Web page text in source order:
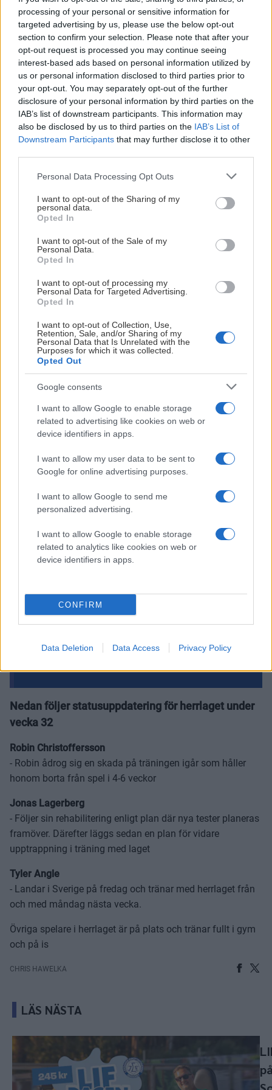
processing of your personal or sensitive information for
targeted advertising by us, please use the below opt-out
section to confirm your selection. Please note that after your
opt-out request is processed you may continue seeing
interest-based ads based on personal information utilized by
us or personal information disclosed to third parties prior to
your opt-out. You may separately opt-out of the further
disclosure of your personal information by third parties on the
IAB’s list of downstream participants. This information may
also be disclosed by us to third parties on the IAB’s List of
Downstream Participants that may further disclose it to other
Please note that this website/app uses one or more Google
not limited to your visit or usage behaviour. You may click to
grant or deny consent to Google and its third-party tags to
use your data for below specified purposes in below Google
consent section.
Personal Data Processing Opt Outs
I want to opt-out of the Sharing of my
personal data.
Opted In
I want to opt-out of the Sale of my
Personal Data.
Opted In
I want to opt-out of processing my
Personal Data for Targeted Advertising.
Opted In
I want to opt-out of Collection, Use,
Retention, Sale, and/or Sharing of my
Personal Data that Is Unrelated with the
Purposes for which it was collected.
Opted Out
Google consents
I want to allow Google to enable storage
related to advertising like cookies on web or
device identifiers in apps.
I want to allow my user data to be sent to
Google for online advertising purposes.
I want to allow Google to send me
personalized advertising.
I want to allow Google to enable storage
related to analytics like cookies on web or
device identifiers in apps.
CONFIRM
Data Deletion Data Access Privacy Policy
matcherna på plats så sänder Aftonbladet merparten av
herrlagets försäsong, dock inte Strömstad Hockey Classic
som i vanlig ordning sänds på expressen via Bonnier
News. Nedan hittar ni samtliga matcher samt länk till
respektive sändning
Fredag 7/8 18:00 Västerås IK - Leksands IF, ABB Arena.
Fredag 14/8 18:00 Mora IK - Leksands IF, Wibe Arena
Torsdag 20/8 19:00 Leksands IF - Färjestad BK,
Hockey Classic.
Energy Arena, Ludvika
Tisdag 1/9 18:00 Leksands IF - Brynäs IF, Avestahallen,
Avesta.
Lördag 12/9 15:00 Leksands IF - Västerås IK, Tegera
Arena, Leksand
För er som ännu inte tecknat abonnemang för att se
herrlagets försäsong så gör ni det enklast via länken och
kampanjen nedan:
Kampanj TV4/Aftonbladet +
TRUPPSTATUS HERRLAG
Nedan följer statusuppdatering för herrlaget under
vecka 32
Robin Christoffersson
- Robin ådrog sig en skada på träningen igår som håller
honom borta från spel i 4-6 veckor
Jonas Lagerberg
- Följer sin rehabilitering enligt plan där nya tester planeras
framöver. Därefter läggs sedan en plan för vidare
upptrappning i träning med laget
Tyler Angle
- Landar i Sverige på fredag och tränar med herrlaget från
och med måndag nästa vecka.
Övriga spelare i herrlaget är på plats och tränar fullt i gym
och på is
CHRIS HAWELKA
LÄS NÄSTA